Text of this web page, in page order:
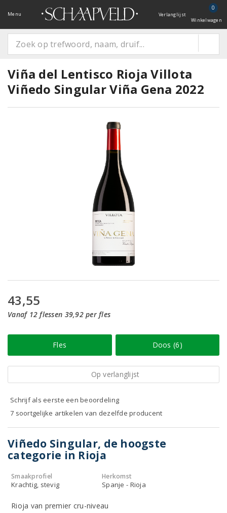
Menu Verlanglijst
0
Winkelwagen
Viña del Lentisco Rioja Villota
Viñedo Singular Viña Gena 2022
43,55
Vanaf 12 flessen 39,92 per fles
Fles Doos (6)
Op verlanglijst
Schrijf als eerste een beoordeling
7 soortgelijke artikelen van dezelfde producent
Viñedo Singular, de hoogste
categorie in Rioja
Smaakprofiel
Krachtig, stevig
Herkomst
Spanje - Rioja
Rioja van premier cru-niveau